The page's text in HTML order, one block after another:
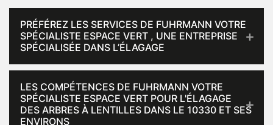
PRÉFÉREZ LES SERVICES DE FUHRMANN VOTRE
SPÉCIALISTE ESPACE VERT , UNE ENTREPRISE
SPÉCIALISÉE DANS L’ÉLAGAGE
LES COMPÉTENCES DE FUHRMANN VOTRE
SPÉCIALISTE ESPACE VERT POUR L'ÉLAGAGE
DES ARBRES À LENTILLES DANS LE 10330 ET SES
ENVIRONS